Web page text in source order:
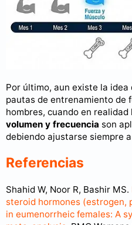
Por último, aun existe la
pautas de entrenamiento de
hombres, cuando en realidad
volumen y frecuencia son
debiendo ajustarse siempre
Referencias
Shahid W, Noor R, Bashir MS.
steroid hormones (estrogen,
in eumenorrheic females: A